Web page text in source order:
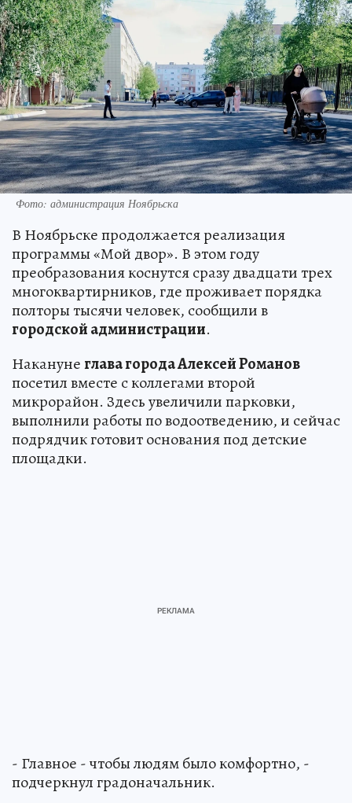
Фото: администрация Ноябрьска
В Ноябрьске продолжается реализация
программы «Мой двор». В этом году
преобразования коснутся сразу двадцати трех
многоквартирников, где проживает порядка
полторы тысячи человек, сообщили в
городской администрации.
Наканунеглава города Алексей Романов
посетил вместе с коллегами второй
микрорайон. Здесь увеличили парковки,
выполнили работы по водоотведению, и сейчас
подрядчик готовит основания под детские
площадки.
- Главное - чтобы людям было комфортно, -
подчеркнул градоначальник.